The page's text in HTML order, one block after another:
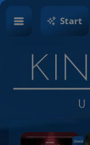
Start
OmU